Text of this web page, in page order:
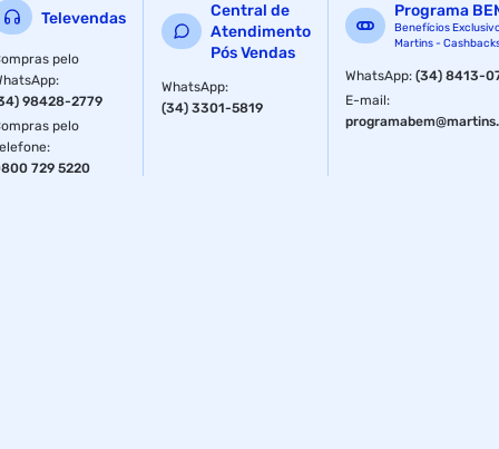
Televendas
pelo
:
98428-2779
pelo
:
729 5220
Central de
Atendimento
Pós Vendas
WhatsApp:
(34) 3301-5819
Programa
Benefícios
Martins -
WhatsApp:(34) 8413-
E-mail: